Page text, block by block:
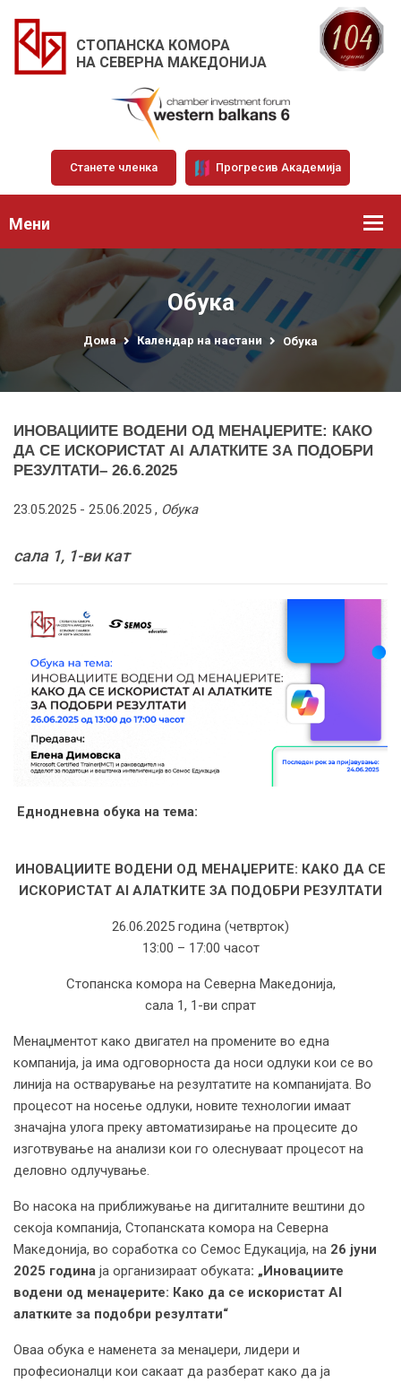
СТОПАНСКА КОМОРА
НА СЕВЕРНА МАКЕДОНИЈА
Станете членка Прогресив Академија
Мени
Обука
Дома Календар на настани Обука
ИНОВАЦИИТЕ ВОДЕНИ ОД МЕНАЏЕРИТЕ: КАКО
ДА СЕ ИСКОРИСТАТ AI АЛАТКИТЕ ЗА ПОДОБРИ
РЕЗУЛТАТИ– 26.6.2025
23.05.2025 - 25.06.2025 , Обука
сала 1, 1-ви кат
Еднодневна обука на тема:
ИНОВАЦИИТЕ ВОДЕНИ ОД МЕНАЏЕРИТЕ: КАКО ДА СЕ
ИСКОРИСТАТ AI АЛАТКИТЕ ЗА ПОДОБРИ РЕЗУЛТАТИ
26.06.2025 година (четврток)
13:00 – 17:00 часот
Стопанска комора на Северна Македонија,
сала 1, 1-ви спрат
Менаџментот како двигател на промените во една
компанија, ја има одговорноста да носи одлуки кои се во
линија на остварување на резултатите на компанијата. Во
процесот на носење одлуки, новите технологии имаат
значајна улога преку автоматизирање на процесите до
изготвување на анализи кои го олеснуваат процесот на
деловно одлучување.
Во насока на приближување на дигиталните вештини до
секоја компанија, Стопанската комора на Северна
Македонија, во соработка со Семос Едукација, на 26 јуни
2025 година ја организираат обуката: „Иновациите
водени од менаџерите: Како да се искористат AI
алатките за подобри резултати“
Оваа обука е наменета за менаџери, лидери и
професионалци кои сакаат да разберат како да ја